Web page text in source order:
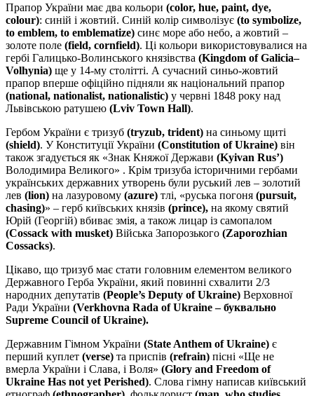
Прапор України має два кольори (color, hue, paint, dye,
colour): синій і жовтий. Синій колір символізує (to symbolize,
to emblem, to emblematize) синє море або небо, а жовтий –
золоте поле (field, cornfield). Ці кольори використовувалися на
гербі Галицько-Волинського князівства (Kingdom of Galicia–
Volhynia) ще у 14-му столітті. А сучасний синьо-жовтий
прапор вперше офіційно підняли як національний прапор
(national, nationalist, nationalistic) у червні 1848 року над
Львівською ратушею (Lviv Town Hall).
Гербом України є тризуб (tryzub, trident) на синьому щиті
(shield). У Конституції України (Constitution of Ukraine) він
також згадується як «Знак Княжої Держави (Kyivan Rus’)
Володимира Великого» . Крім тризуба історичними гербами
українських державних утворень були руський лев – золотий
лев (lion) на лазуровому (azure) тлі, «руська погоня (pursuit,
chasing)» – герб київських князів (prince), на якому святий
Юрій (Георгій) вбиває змія, а також лицар із самопалом
(Cossack with musket) Війська Запорозького (Zaporozhian
Cossacks).
Цікаво, що тризуб має стати головним елементом великого
Державного Герба України, який повинні схвалити 2/3
народних депутатів (People’s Deputy of Ukraine) Верховної
Ради України (Verkhovna Rada of Ukraine – буквально
Supreme Council of Ukraine).
Державним Гімном України (State Anthem of Ukraine) є
перший куплет (verse) та приспів (refrain) пісні «Ще не
вмерла України і Слава, і Воля» (Glory and Freedom of
Ukraine Has not yet Perished). Слова гімну написав київський